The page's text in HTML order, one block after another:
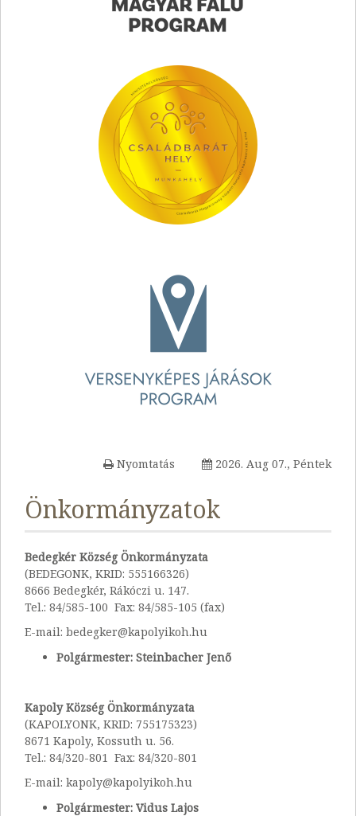
Nyomtatás 2026. Aug 07., Péntek
Önkormányzatok
Bedegkér Község Önkormányzata
(BEDEGONK, KRID: 555166326)
8666 Bedegkér, Rákóczi u. 147.
Tel.: 84/585-100 Fax: 84/585-105 (fax)
E-mail: bedegker@kapolyikoh.hu
Polgármester: Steinbacher Jenő
Kapoly Község Önkormányzata
(KAPOLYONK, KRID: 755175323)
8671 Kapoly, Kossuth u. 56.
Tel.: 84/320-801 Fax: 84/320-801
E-mail: kapoly@kapolyikoh.hu
Polgármester: Vidus Lajos